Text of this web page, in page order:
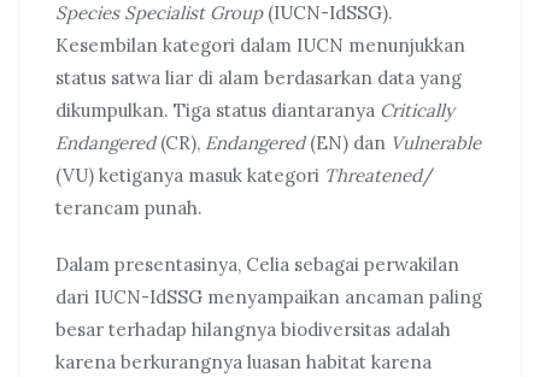
Species Specialist Group(IUCN-IdSSG).
Kesembilan kategori dalam IUCN menunjukkan
status satwa liar di alam berdasarkan data yang
dikumpulkan. Tiga status diantaranya Critically
Endangered(CR), Endangered (EN) dan Vulnerable
(VU) ketiganya masuk kategori Threatened/
terancam punah.
Dalam presentasinya, Celia sebagai perwakilan
dari IUCN-IdSSG menyampaikan ancaman paling
besar terhadap hilangnya biodiversitas adalah
karena berkurangnya luasan habitat karena